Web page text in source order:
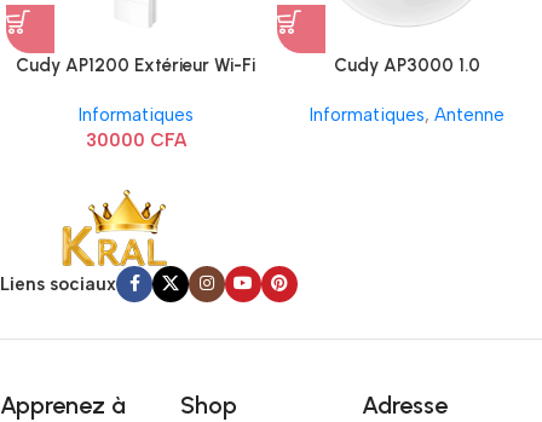
Cudy AP1200 Extérieur Wi-Fi
Informatiques
30000 CFA
Cudy AP3000 1.0
Informatiques, Antenne
Liens sociaux
Apprenez à
Shop Adresse